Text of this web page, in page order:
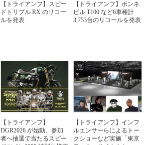
【トライアンフ】スピー
ドトリプル RX のリコー
ルを発表
【トライアンフ】ボンネ
ビル T100 など6車種計
3,753台のリコールを発表
【トライアンフ】
DGR2026 が始動、参加
者へ抽選で当たるスピー
【トライアンフ】インフ
ルエンサーらによるトー
クショーなど実施「東京